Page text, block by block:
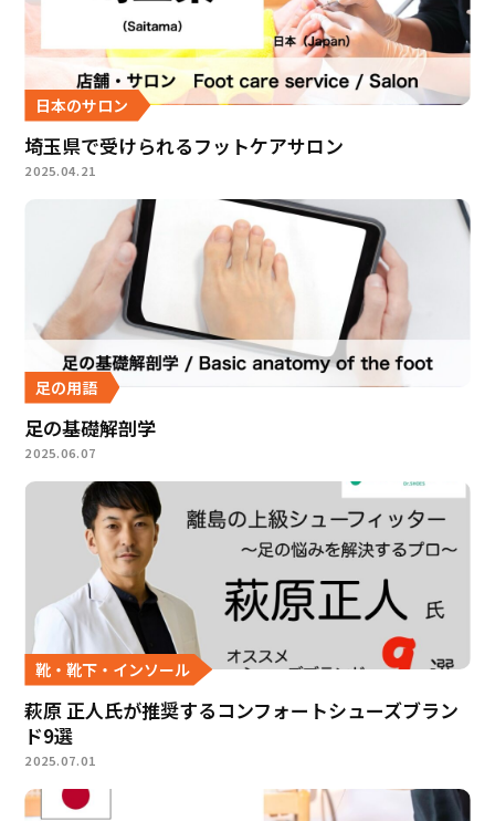
日本のサロン
埼玉県で受けられるフットケアサロン
2025.04.21
足の用語
足の基礎解剖学
2025.06.07
靴・靴下・インソール
萩原 正人氏が推奨するコンフォートシューズブラン
ド9選
2025.07.01